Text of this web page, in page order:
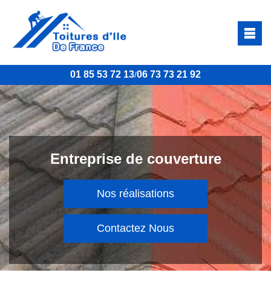
01 85 53 72 13/06 73 73 21 92
Entreprise de couverture
Nos réalisations
Contactez Nous